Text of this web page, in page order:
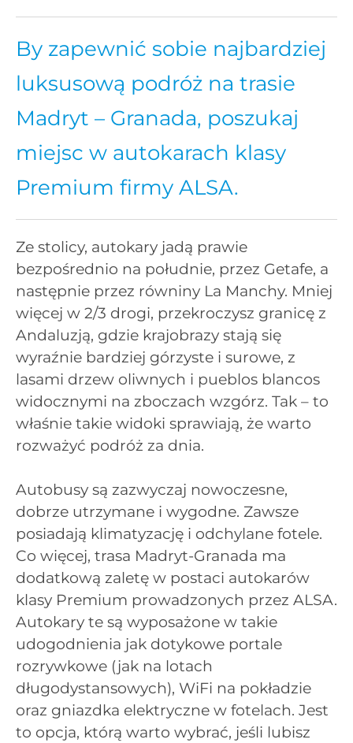
By zapewnić sobie najbardziej
luksusową podróż na trasie
Madryt – Granada, poszukaj
miejsc w autokarach klasy
Premium firmy ALSA.
Ze stolicy, autokary jadą prawie
bezpośrednio na południe, przez Getafe, a
następnie przez równiny La Manchy. Mniej
więcej w 2/3 drogi, przekroczysz granicę z
Andaluzją, gdzie krajobrazy stają się
wyraźnie bardziej górzyste i surowe, z
lasami drzew oliwnych i pueblos blancos
widocznymi na zboczach wzgórz. Tak – to
właśnie takie widoki sprawiają, że warto
rozważyć podróż za dnia.
Autobusy są zazwyczaj nowoczesne,
dobrze utrzymane i wygodne. Zawsze
posiadają klimatyzację i odchylane fotele.
Co więcej, trasa Madryt-Granada ma
dodatkową zaletę w postaci autokarów
klasy Premium prowadzonych przez ALSA.
Autokary te są wyposażone w takie
udogodnienia jak dotykowe portale
rozrywkowe (jak na lotach
długodystansowych), WiFi na pokładzie
oraz gniazdka elektryczne w fotelach. Jest
to opcja, którą warto wybrać, jeśli lubisz